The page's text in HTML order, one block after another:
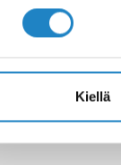
Kiellä
ja
sekä